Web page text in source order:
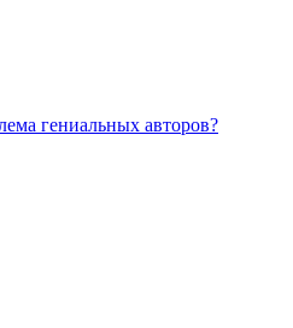
гениальных авторов?